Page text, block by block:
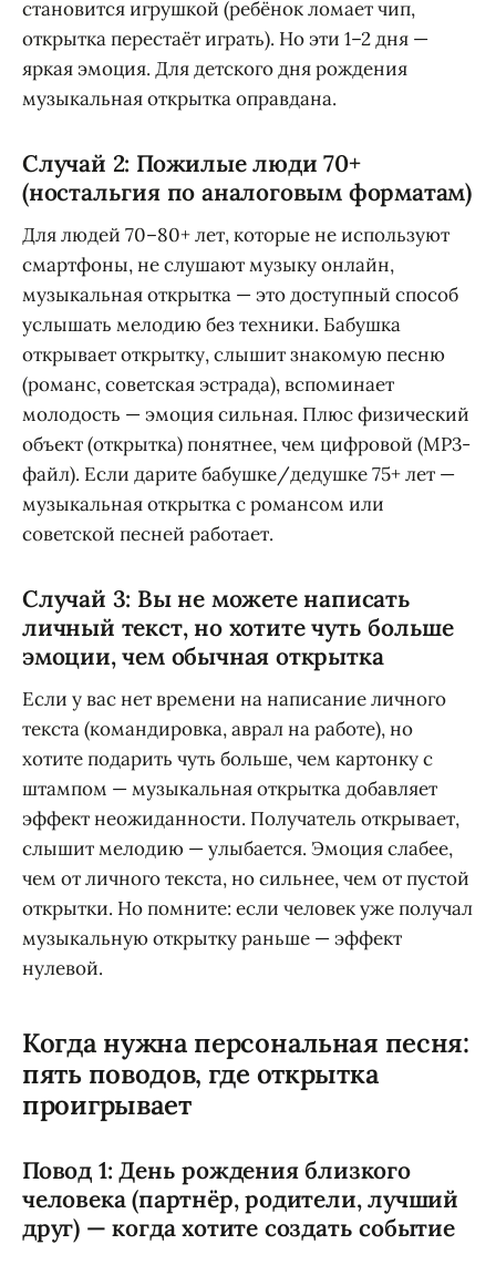
становится игрушкой (ребёнок ломает чип,
открытка перестаёт играть). Но эти 1–2 дня —
яркая эмоция. Для детского дня рождения
музыкальная открытка оправдана.
Случай 2: Пожилые люди 70+
(ностальгия по аналоговым форматам)
Для людей 70–80+ лет, которые не используют
смартфоны, не слушают музыку онлайн,
музыкальная открытка — это доступный способ
услышать мелодию без техники. Бабушка
открывает открытку, слышит знакомую песню
(романс, советская эстрада), вспоминает
молодость — эмоция сильная. Плюс физический
объект (открытка) понятнее, чем цифровой (MP3-
файл). Если дарите бабушке/дедушке 75+ лет —
музыкальная открытка с романсом или
советской песней работает.
Случай 3: Вы не можете написать
личный текст, но хотите чуть больше
эмоции, чем обычная открытка
Если у вас нет времени на написание личного
текста (командировка, аврал на работе), но
хотите подарить чуть больше, чем картонку с
штампом — музыкальная открытка добавляет
эффект неожиданности. Получатель открывает,
слышит мелодию — улыбается. Эмоция слабее,
чем от личного текста, но сильнее, чем от пустой
открытки. Но помните: если человек уже получал
музыкальную открытку раньше — эффект
нулевой.
Когда нужна персональная песня:
пять поводов, где открытка
проигрывает
Повод 1: День рождения близкого
человека (партнёр, родители, лучший
друг) — когда хотите создать событие